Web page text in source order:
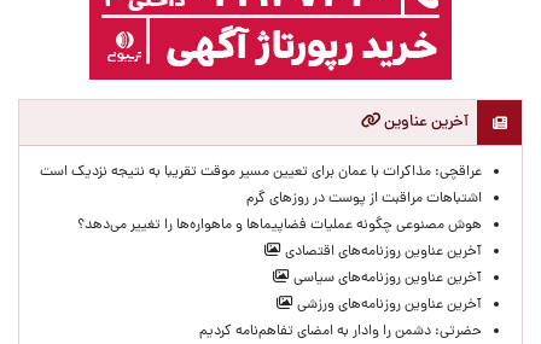
آخرین عناوین
عراقچی: مذاکرات با عمان برای تعیین مسیر موقت تقریبا به نتیجه نزدیک است
اشتباهات مراقبت از پوست در روزهای گرم
هوش مصنوعی چگونه عملیات فضاپیماها و ماهواره‌ها را تغییر می‌دهد؟
آخرین عناوین روزنامه‌های اقتصادی
آخرین عناوین روزنامه‌های سیاسی
آخرین عناوین روزنامه‌های ورزشی
حضرتی: دشمن را وادار به امضای تفاهم‌نامه کردیم